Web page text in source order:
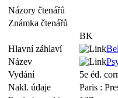
Názory čtenářů
Známka čtenářů
BK
Hlavní záhlaví
Název
Vydání
5e éd.
Nakl. údaje
Paris :